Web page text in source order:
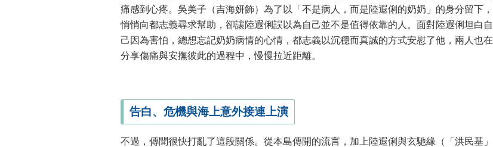
痛感到心疼。吳美子（吉海妍飾）為了以「不是病人，而是陸遐俐的奶奶」的身分留下，
悄悄向都志義尋求幫助，卻讓陸遐俐誤以為自己並不是值得依靠的人。面對陸遐俐坦白自
己因為害怕，總想忘記奶奶病情的心情，都志義以沉穩而真誠的方式安慰了他，兩人也在
分享傷痛與安撫彼此的過程中，慢慢拉近距離。
告白、危機與海上意外接連上演
不過，傳聞很快打亂了這段關係。從本島傳開的流言，加上陸遐俐與玄馳緣（「洪民基」